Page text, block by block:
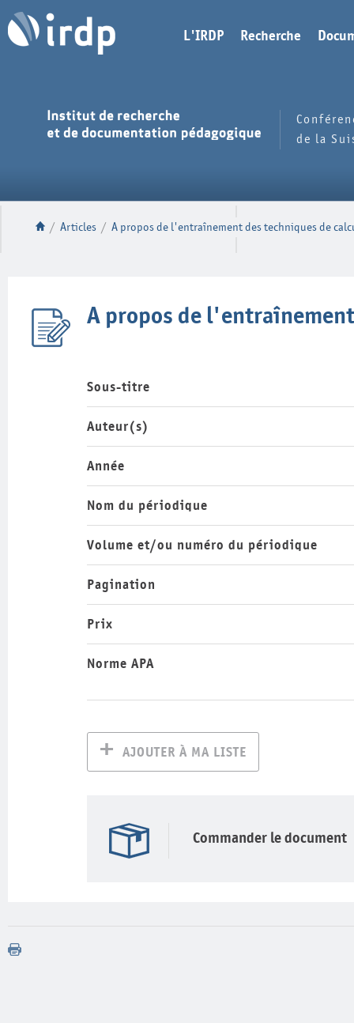
L'IRDP Recherche
de la
/ Articles / A propos de l'entraînement des techniques de
A propos de
Sous-titre
Auteur(s)
Année
Nom du périodique
Volume et/ou numéro du périodique
Pagination
Prix
Norme APA
AJOUTER À MA LISTE
Commander le document